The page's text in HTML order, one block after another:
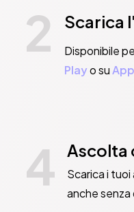
2 Scarica
Disponibile
Playo su
4 Ascolta
Scarica i
anche